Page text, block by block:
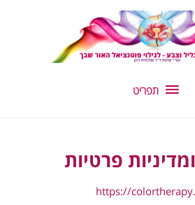
תפריט
תפריט
פרטיות
https://